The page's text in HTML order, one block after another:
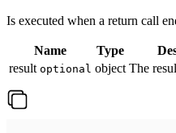
Is executed when a return call
Name Type
result optional object The